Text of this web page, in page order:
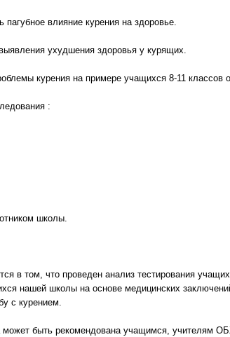
влияние курения на здоровье.
ухудшения здоровья у курящих.
курения на примере учащихся 8-11 классов
:
школы.
в том, что проведен анализ тестирования
нашей школы на основе медицинских
с курением.
может быть рекомендована учащимся, учителям